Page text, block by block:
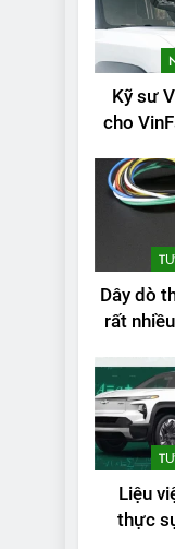
Kỹ sư
cho
Dây dò
rất
Liệu
thực
2
3